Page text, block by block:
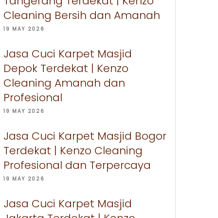
Cleaning Bersih dan Amanah
19 MAY 2026
Jasa Cuci Karpet Masjid
Depok Terdekat | Kenzo
Cleaning Amanah dan
Profesional
19 MAY 2026
Jasa Cuci Karpet Masjid Bogor
Terdekat | Kenzo Cleaning
Profesional dan Terpercaya
19 MAY 2026
Jasa Cuci Karpet Masjid